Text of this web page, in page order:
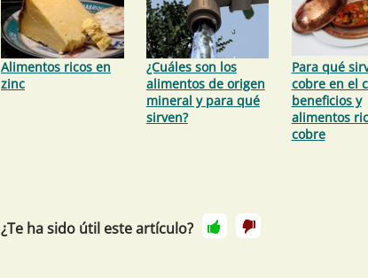
Alimentos ricos en
zinc
¿Cuáles son los
alimentos de origen
mineral y para qué
sirven?
Para qué
cobre en el
beneficios y
alimentos
cobre
¿Te ha sido útil este artículo?